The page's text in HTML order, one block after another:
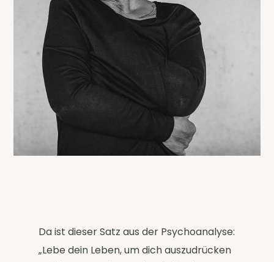
Da ist dieser Satz aus der Psychoanalyse:
„Lebe dein Leben, um dich auszudrücken